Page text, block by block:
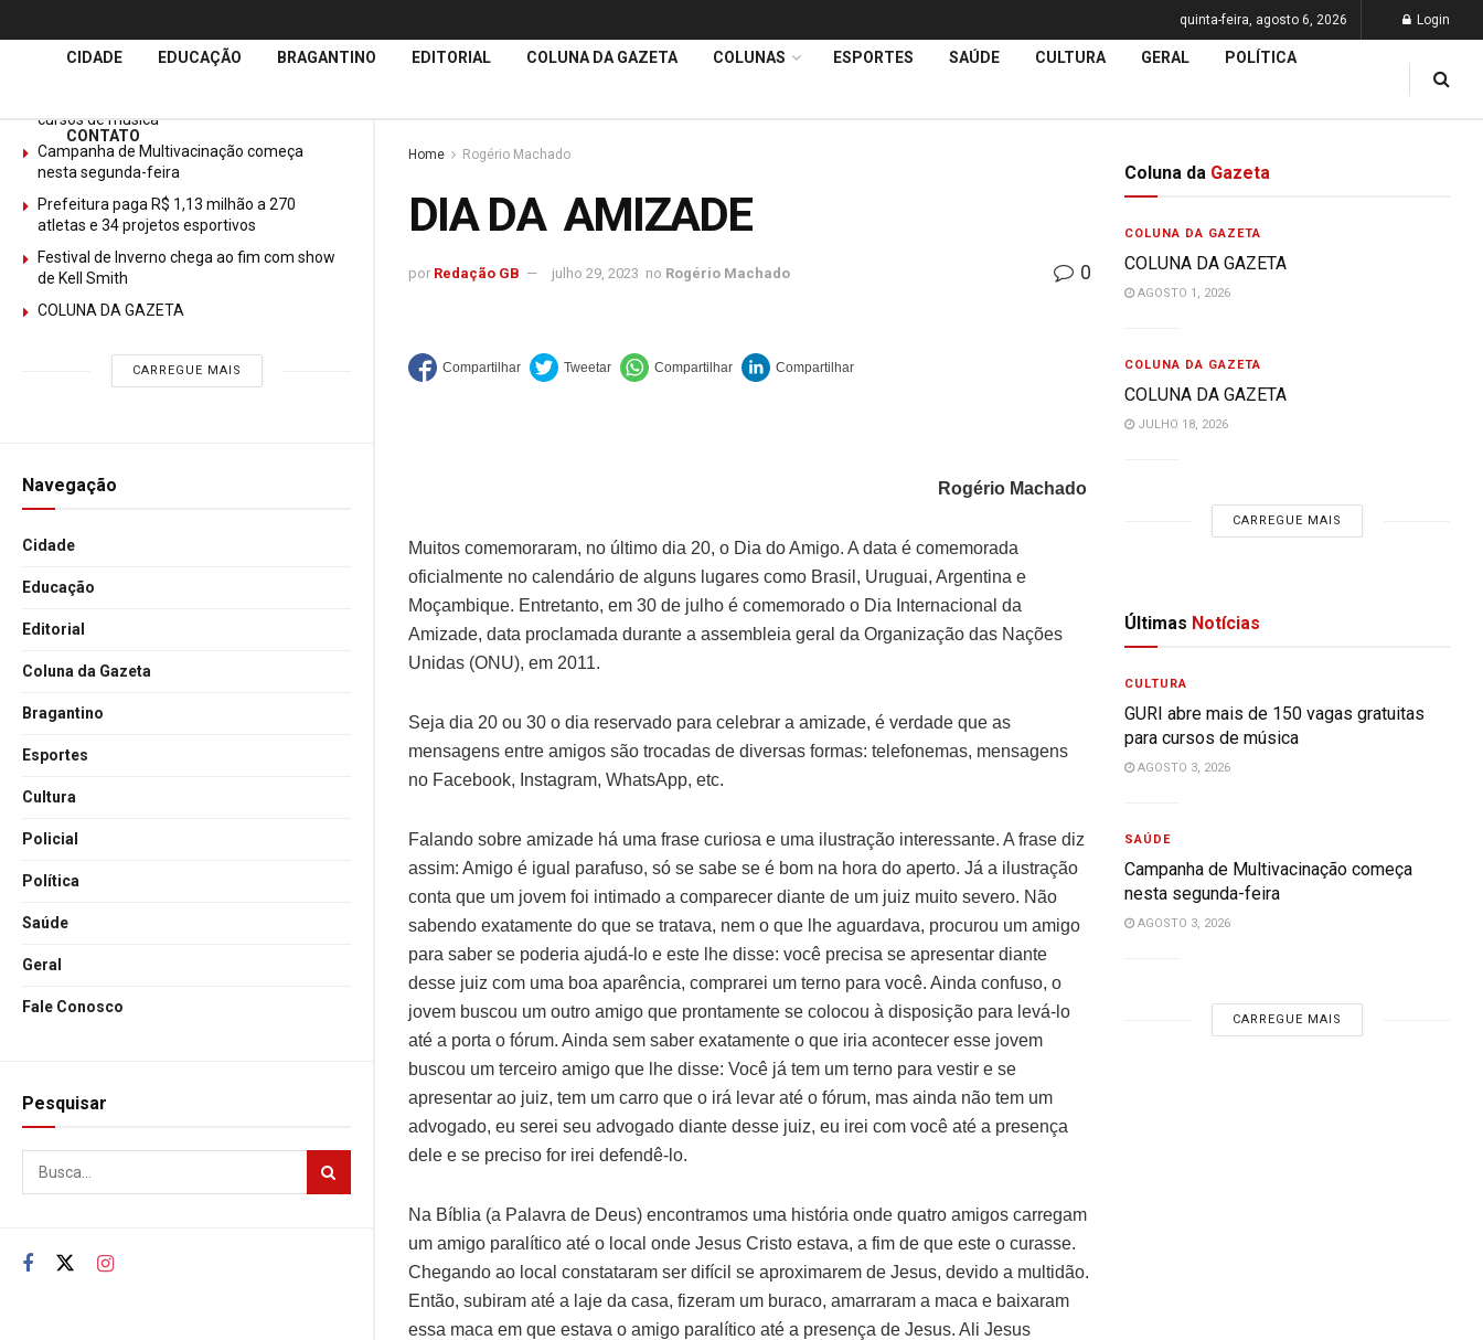
ÚltimasNotícias
cursos de música
Campanha de Multivacinação começa
nesta segunda-feira
Prefeitura paga R$ 1,13 milhão a 270
atletas e 34 projetos esportivos
Festival de Inverno chega ao fim com show
de Kell Smith
COLUNA DA GAZETA
CARREGUE MAIS
Navegação
Cidade
Educação
Editorial
Coluna da Gazeta
Bragantino
Esportes
Cultura
Policial
Política
Saúde
Geral
Fale Conosco
Pesquisar
quinta-feira, agosto 6, 2026 Login
CIDADE EDUCAÇÃO BRAGANTINO EDITORIAL COLUNA DA GAZETA COLUNAS ESPORTES SAÚDE CULTURA GERAL POLÍTICA
CONTATO
Home Rogério Machado
DIA DA AMIZADE
por Redação GB julho 29, 2023 no Rogério Machado 0
Rogério Machado
Muitos comemoraram, no último dia 20, o Dia do Amigo. A data é comemorada
oficialmente no calendário de alguns lugares como Brasil, Uruguai, Argentina e
Moçambique. Entretanto, em 30 de julho é comemorado o Dia Internacional da
Amizade, data proclamada durante a assembleia geral da Organização das Nações
Unidas (ONU), em 2011.
Seja dia 20 ou 30 o dia reservado para celebrar a amizade, é verdade que as
mensagens entre amigos são trocadas de diversas formas: telefonemas, mensagens
no Facebook, Instagram, WhatsApp, etc.
Falando sobre amizade há uma frase curiosa e uma ilustração interessante. A frase diz
assim: Amigo é igual parafuso, só se sabe se é bom na hora do aperto. Já a ilustração
conta que um jovem foi intimado a comparecer diante de um juiz muito severo. Não
sabendo exatamente do que se tratava, nem o que lhe aguardava, procurou um amigo
para saber se poderia ajudá-lo e este lhe disse: você precisa se apresentar diante
desse juiz com uma boa aparência, comprarei um terno para você. Ainda confuso, o
jovem buscou um outro amigo que prontamente se colocou à disposição para levá-lo
até a porta o fórum. Ainda sem saber exatamente o que iria acontecer esse jovem
buscou um terceiro amigo que lhe disse: Você já tem um terno para vestir e se
apresentar ao juiz, tem um carro que o irá levar até o fórum, mas ainda não tem um
advogado, eu serei seu advogado diante desse juiz, eu irei com você até a presença
dele e se preciso for irei defendê-lo.
Na Bíblia (a Palavra de Deus) encontramos uma história onde quatro amigos carregam
um amigo paralítico até o local onde Jesus Cristo estava, a fim de que este o curasse.
Chegando ao local constataram ser difícil se aproximarem de Jesus, devido a multidão.
Então, subiram até a laje da casa, fizeram um buraco, amarraram a maca e baixaram
essa maca em que estava o amigo paralítico até a presença de Jesus. Ali Jesus
Coluna da Gazeta
COLUNA DA GAZETA
COLUNA DA GAZETA
AGOSTO 1, 2026
COLUNA DA GAZETA
COLUNA DA GAZETA
JULHO 18, 2026
CARREGUE MAIS
Últimas Notícias
CULTURA
GURI abre mais de 150 vagas gratuitas
para cursos de música
AGOSTO 3, 2026
SAÚDE
Campanha de Multivacinação começa
nesta segunda-feira
AGOSTO 3, 2026
CARREGUE MAIS